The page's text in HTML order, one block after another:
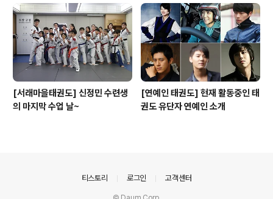
[서래마을태권도] 신정민 수련생
의 마지막 수업 날~
[연예인 태권도] 현재 활동중인 태
권도 유단자 연예인 소개
티스토리 로그인 고객센터